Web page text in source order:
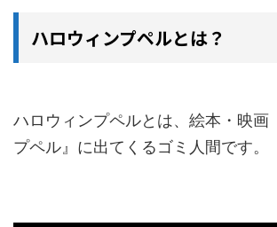
ハロウィンプペルとは？
ハロウィンプペルとは、絵本・映画
プペル』に出てくるゴミ人間です。